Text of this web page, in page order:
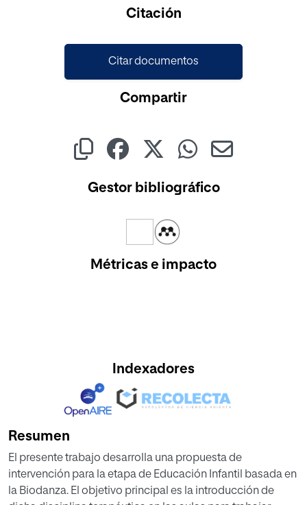
Citación
Citar documentos
Compartir
Gestor bibliográfico
Métricas e impacto
Indexadores
Resumen
El presente trabajo desarrolla una propuesta de
intervención para la etapa de Educación Infantil basada en
la Biodanza. El objetivo principal es la introducción de